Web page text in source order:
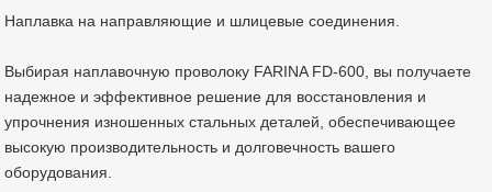
Наплавка на направляющие и шлицевые соединения.
Выбирая наплавочную проволоку FARINA FD-600, вы получаете
надежное и эффективное решение для восстановления и
упрочнения изношенных стальных деталей, обеспечивающее
высокую производительность и долговечность вашего
оборудования.